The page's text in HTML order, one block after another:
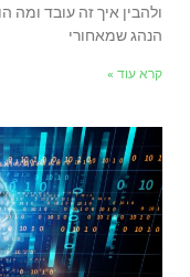
ולהבין איך זה עובד
הנהג שמאחורי
קרא עוד »